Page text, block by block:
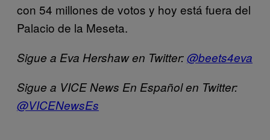
con 54 millones de votos y hoy está fuera del
Palacio de la Meseta.
Sigue a Eva Hershaw en Twitter:@beets4eva
Sigue a VICE News En Español en Twitter:
@VICENewsEs